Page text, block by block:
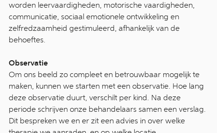
worden leervaardigheden, motorische vaardigheden,
communicatie, sociaal emotionele ontwikkeling en
zelfredzaamheid gestimuleerd, afhankelijk van de
behoeftes.
Observatie
Om ons beeld zo compleet en betrouwbaar mogelijk te
maken, kunnen we starten met een observatie. Hoe lang
deze observatie duurt, verschilt per kind. Na deze
periode schrijven onze behandelaars samen een verslag.
Dit bespreken we en er zit een advies in over welke